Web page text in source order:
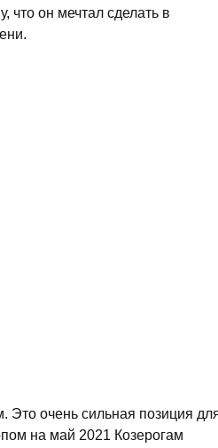
что он мечтал сделать в
Это очень сильная позиция
на май 2021 Козерогам